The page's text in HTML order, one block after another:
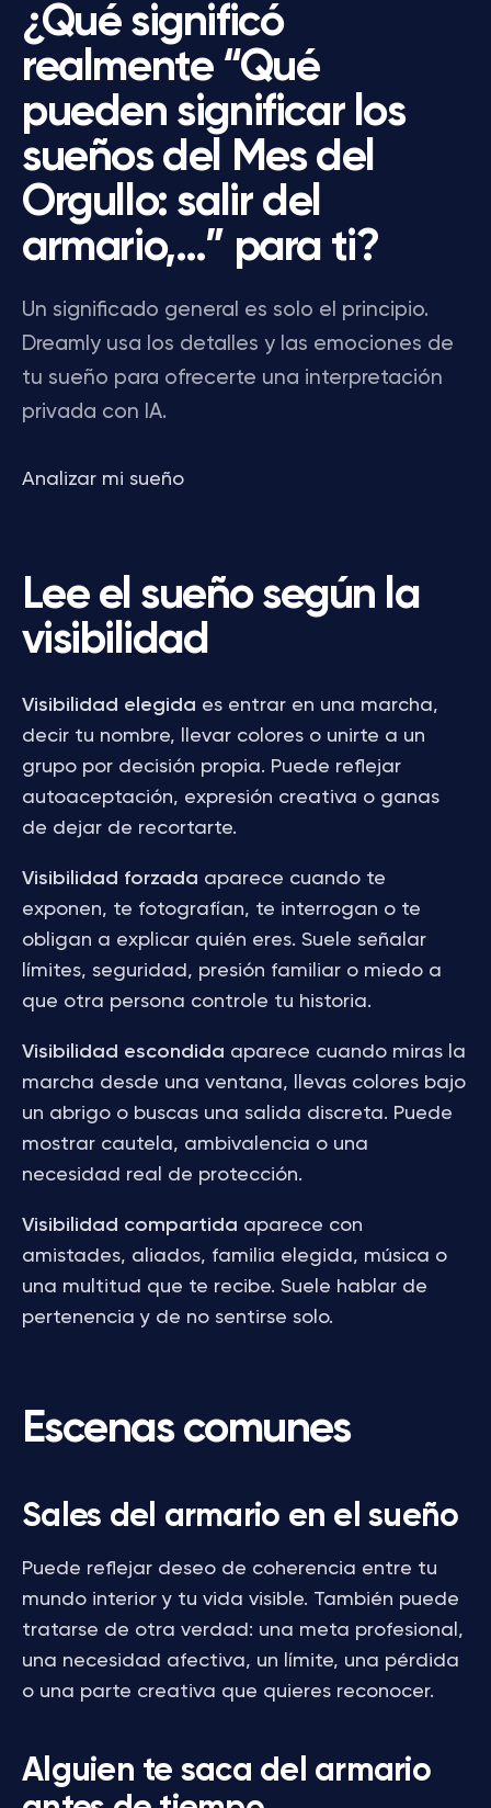
¿Qué significó
realmente “Qué
pueden significar los
sueños del Mes del
Orgullo: salir del
armario,…” para ti?
Un significado general es solo el principio.
Dreamly usa los detalles y las emociones de
tu sueño para ofrecerte una interpretación
privada con IA.
Analizar mi sueño
Lee el sueño según la
visibilidad
Visibilidad elegida es entrar en una marcha,
decir tu nombre, llevar colores o unirte a un
grupo por decisión propia. Puede reflejar
autoaceptación, expresión creativa o ganas
de dejar de recortarte.
Visibilidad forzada aparece cuando te
exponen, te fotografían, te interrogan o te
obligan a explicar quién eres. Suele señalar
límites, seguridad, presión familiar o miedo a
que otra persona controle tu historia.
Visibilidad escondida aparece cuando miras la
marcha desde una ventana, llevas colores bajo
un abrigo o buscas una salida discreta. Puede
mostrar cautela, ambivalencia o una
necesidad real de protección.
Visibilidad compartida aparece con
amistades, aliados, familia elegida, música o
una multitud que te recibe. Suele hablar de
pertenencia y de no sentirse solo.
Escenas comunes
Sales del armario en el sueño
Puede reflejar deseo de coherencia entre tu
mundo interior y tu vida visible. También puede
tratarse de otra verdad: una meta profesional,
una necesidad afectiva, un límite, una pérdida
o una parte creativa que quieres reconocer.
Alguien te saca del armario